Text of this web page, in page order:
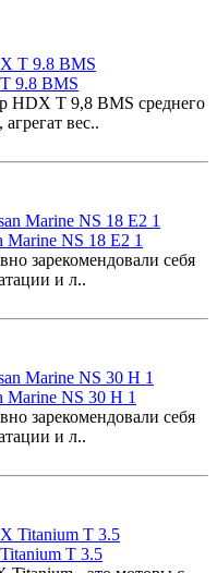
9.8 BMS
HDX T 9,8 BMS среднего
вес..
NS 18 E2 1
зарекомендовали себя
и л..
Marine NS 30 H 1
зарекомендовали себя
и л..
T 3.5